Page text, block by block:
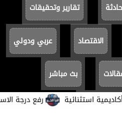
​رفع درجة
تقارير وتحقيقات
الاقتصاد عربي ودولي
بث مباشر
الخصوصية